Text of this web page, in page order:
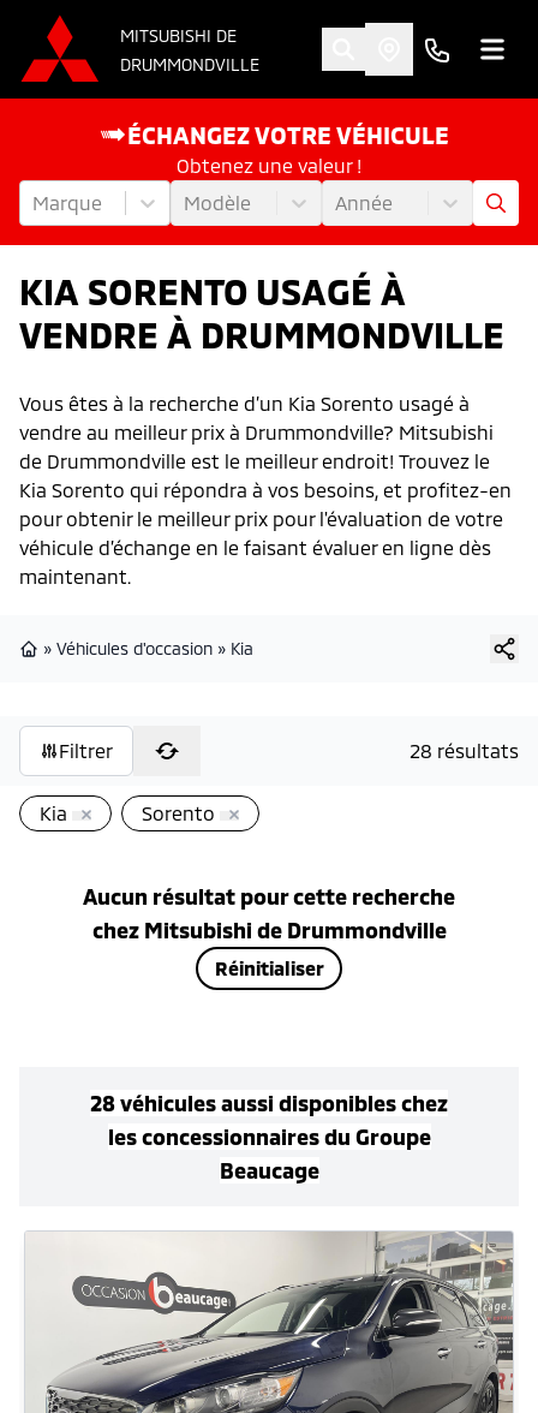
MITSUBISHI DE
DRUMMONDVILLE
ÉCHANGEZ VOTRE VÉHICULE
Obtenez une valeur !
Marque
Modèle Année
KIA SORENTO USAGÉ À
VENDRE À DRUMMONDVILLE
Vous êtes à la recherche d’un Kia Sorento usagé à
vendre au meilleur prix à Drummondville? Mitsubishi
de Drummondville est le meilleur endroit! Trouvez le
Kia Sorento qui répondra à vos besoins, et profitez-en
pour obtenir le meilleur prix pour l'évaluation de votre
véhicule d’échange en le faisant évaluer en ligne dès
maintenant.
» Véhicules d'occasion » Kia
Filtrer 28 résultats
Kia Sorento
Aucun résultat pour cette recherche
chez Mitsubishi de Drummondville
Réinitialiser
28véhiculesaussi disponibleschez
les concessionnaires du Groupe
Beaucage